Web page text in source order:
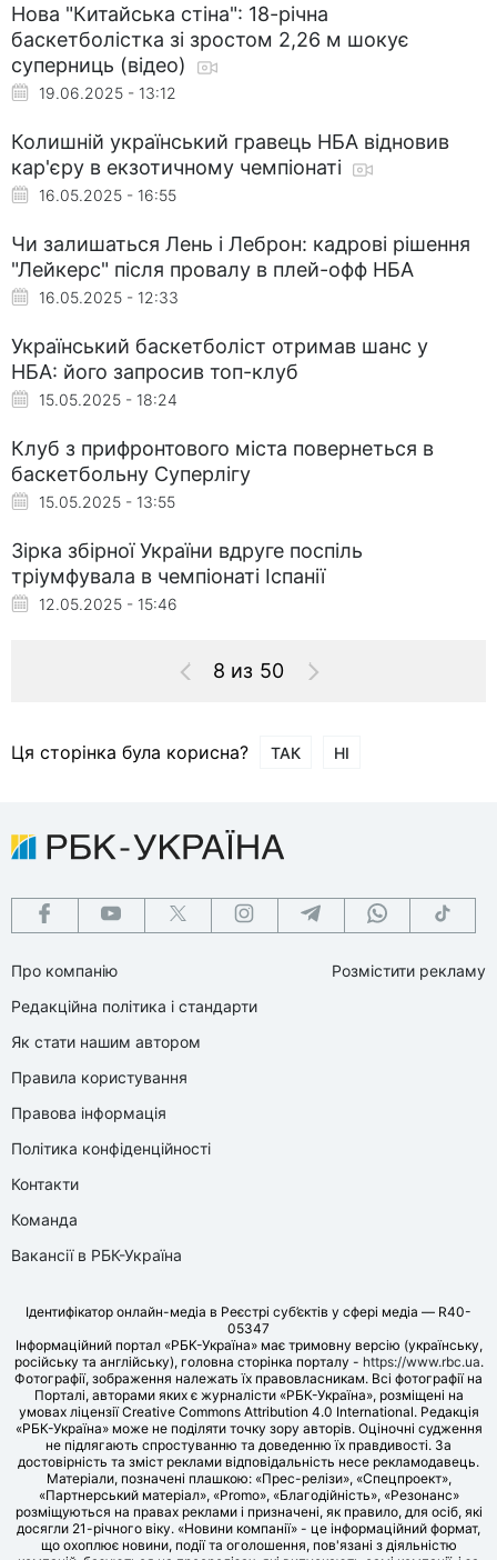
Нова "Китайська стіна": 18-річна
баскетболістка зі зростом 2,26 м шокує
суперниць (відео)
19.06.2025 - 13:12
Колишній український гравець НБА відновив
кар'єру в екзотичному чемпіонаті
16.05.2025 - 16:55
Чи залишаться Лень і Леброн: кадрові рішення
"Лейкерс" після провалу в плей-офф НБА
16.05.2025 - 12:33
Український баскетболіст отримав шанс у
НБА: його запросив топ-клуб
15.05.2025 - 18:24
Клуб з прифронтового міста повернеться в
баскетбольну Суперлігу
15.05.2025 - 13:55
Зірка збірної України вдруге поспіль
тріумфувала в чемпіонаті Іспанії
12.05.2025 - 15:46
8 из 50
Ця сторінка була корисна? ТАК НІ
Про компанію
Редакційна політика і стандарти
Як стати нашим автором
Правила користування
Правова інформація
Політика конфіденційності
Контакти
Команда
Вакансії в РБК-Україна
Розмістити рекламу
Ідентифікатор онлайн-медіа в Реєстрі суб’єктів у сфері медіа — R40-
05347
Інформаційний портал «РБК-Україна» має тримовну версію (українську,
російську та англійську), головна сторінка порталу - https://www.rbc.ua.
Фотографії, зображення належать їх правовласникам. Всі фотографії на
Порталі, авторами яких є журналісти «РБК-Україна», розміщені на
умовах ліцензії Creative Commons Attribution 4.0 International. Редакція
«РБК-Україна» може не поділяти точку зору авторів. Оціночні судження
не підлягають спростуванню та доведенню їх правдивості. За
достовірність та зміст реклами відповідальність несе рекламодавець.
Матеріали, позначені плашкою: «Прес-релізи», «Спецпроект»,
«Партнерський матеріал», «Promo», «Благодійність», «Резонанс»
розміщуються на правах реклами і призначені, як правило, для осіб, які
досягли 21-річного віку. «Новини компанії» - це інформаційний формат,
що охоплює новини, події та оголошення, пов'язані з діяльністю